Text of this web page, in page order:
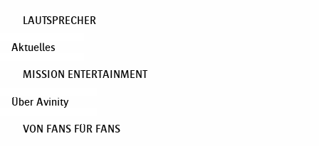
LAUTSPRECHER
Aktuelles
MISSION ENTERTAINMENT
Über Avinity
VON FANS FÜR FANS